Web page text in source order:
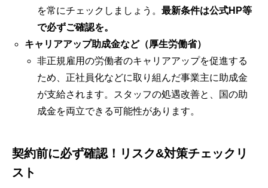
を常にチェックしましょう。 最新条件は公式HP等
で必ずご確認を。
キャリアアップ助成金など（厚生労働省）
非正規雇用の労働者のキャリアアップを促進する
ため、正社員化などに取り組んだ事業主に助成金
が支給されます。スタッフの処遇改善と、国の助
成金を両立できる可能性があります。
契約前に必ず確認！リスク&対策チェックリ
スト